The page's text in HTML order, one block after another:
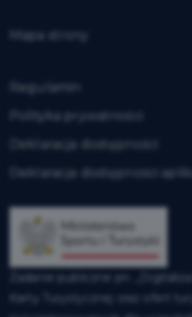
Mapa strony
Regulamin
Polityka prywatności
Deklaracja dostępności
Deklaracja dostępności
Zadanie publiczne pn.
Karty Turystycznej oraz ofert